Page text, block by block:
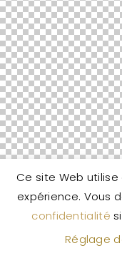
Ce site Web
expérience. Vous
confidentialité
Réglage